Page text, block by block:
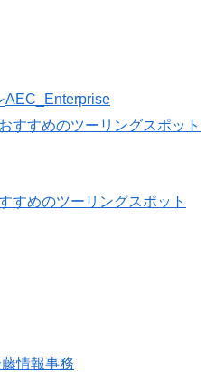
AEC_Enterprise
すめのツーリングスポット
情報事務